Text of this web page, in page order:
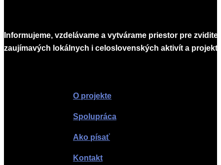
Informujeme, vzdelávame a vytvárame priestor pre
zaujímavých lokálnych i celoslovenských aktivít a
O projekte
Spolupráca
Ako písať
Kontakt